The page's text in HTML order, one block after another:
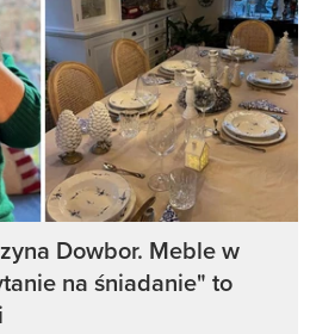
Dowbor. Meble w
na śniadanie" to